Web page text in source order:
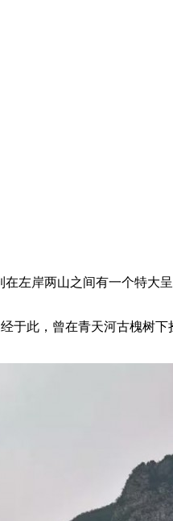
左岸两山之间有一个特大
此，曾在青天河古槐树下